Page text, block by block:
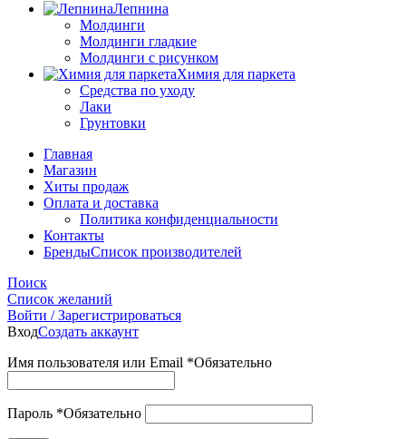
Лепнина
Молдинги
Молдинги гладкие
Молдинги с рисунком
Химия для паркета
Средства по уходу
Лаки
Грунтовки
Главная
Магазин
Хиты продаж
Оплата и доставка
Политика конфиденциальности
Контакты
БрендыСписок производителей
Поиск
Список желаний
Войти / Зарегистрироваться
ВходСоздать аккаунт
Имя пользователя или Email *Обязательно
Пароль *Обязательно